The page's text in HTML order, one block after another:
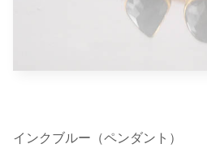
インクブルー（ペンダント）